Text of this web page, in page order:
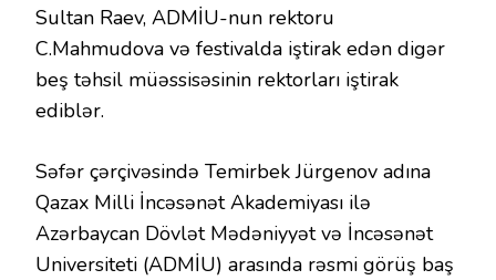
Sultan Raev, ADMİU-nun rektoru
C.Mahmudova və festivalda iştirak edən digər
beş təhsil müəssisəsinin rektorları iştirak
ediblər.
Səfər çərçivəsində Temirbek Jürgenov adına
Qazax Milli İncəsənət Akademiyası ilə
Azərbaycan Dövlət Mədəniyyət və İncəsənət
Universiteti (ADMİU) arasında rəsmi görüş baş